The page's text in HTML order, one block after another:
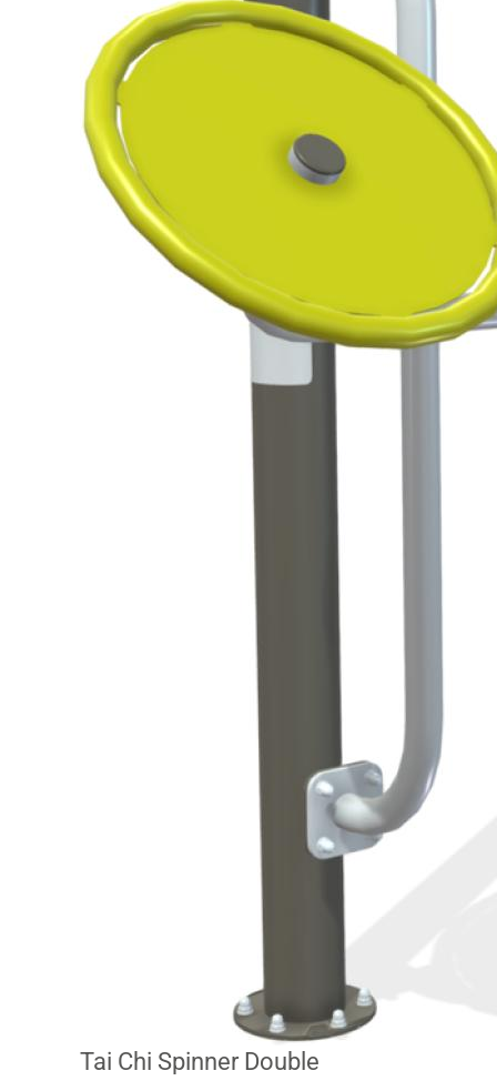
Tai Chi Spinner Double